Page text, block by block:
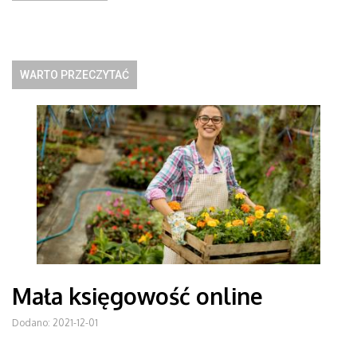
WARTO PRZECZYTAĆ
Mała księgowość online
Dodano: 2021-12-01